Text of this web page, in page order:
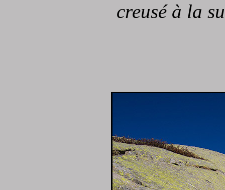
creusé à la